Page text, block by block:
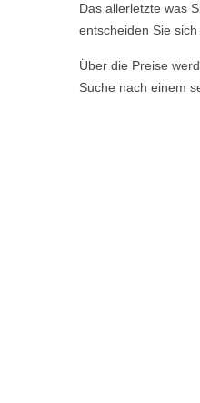
Das allerletzte was
entscheiden Sie
Über die Preise
Suche nach einem